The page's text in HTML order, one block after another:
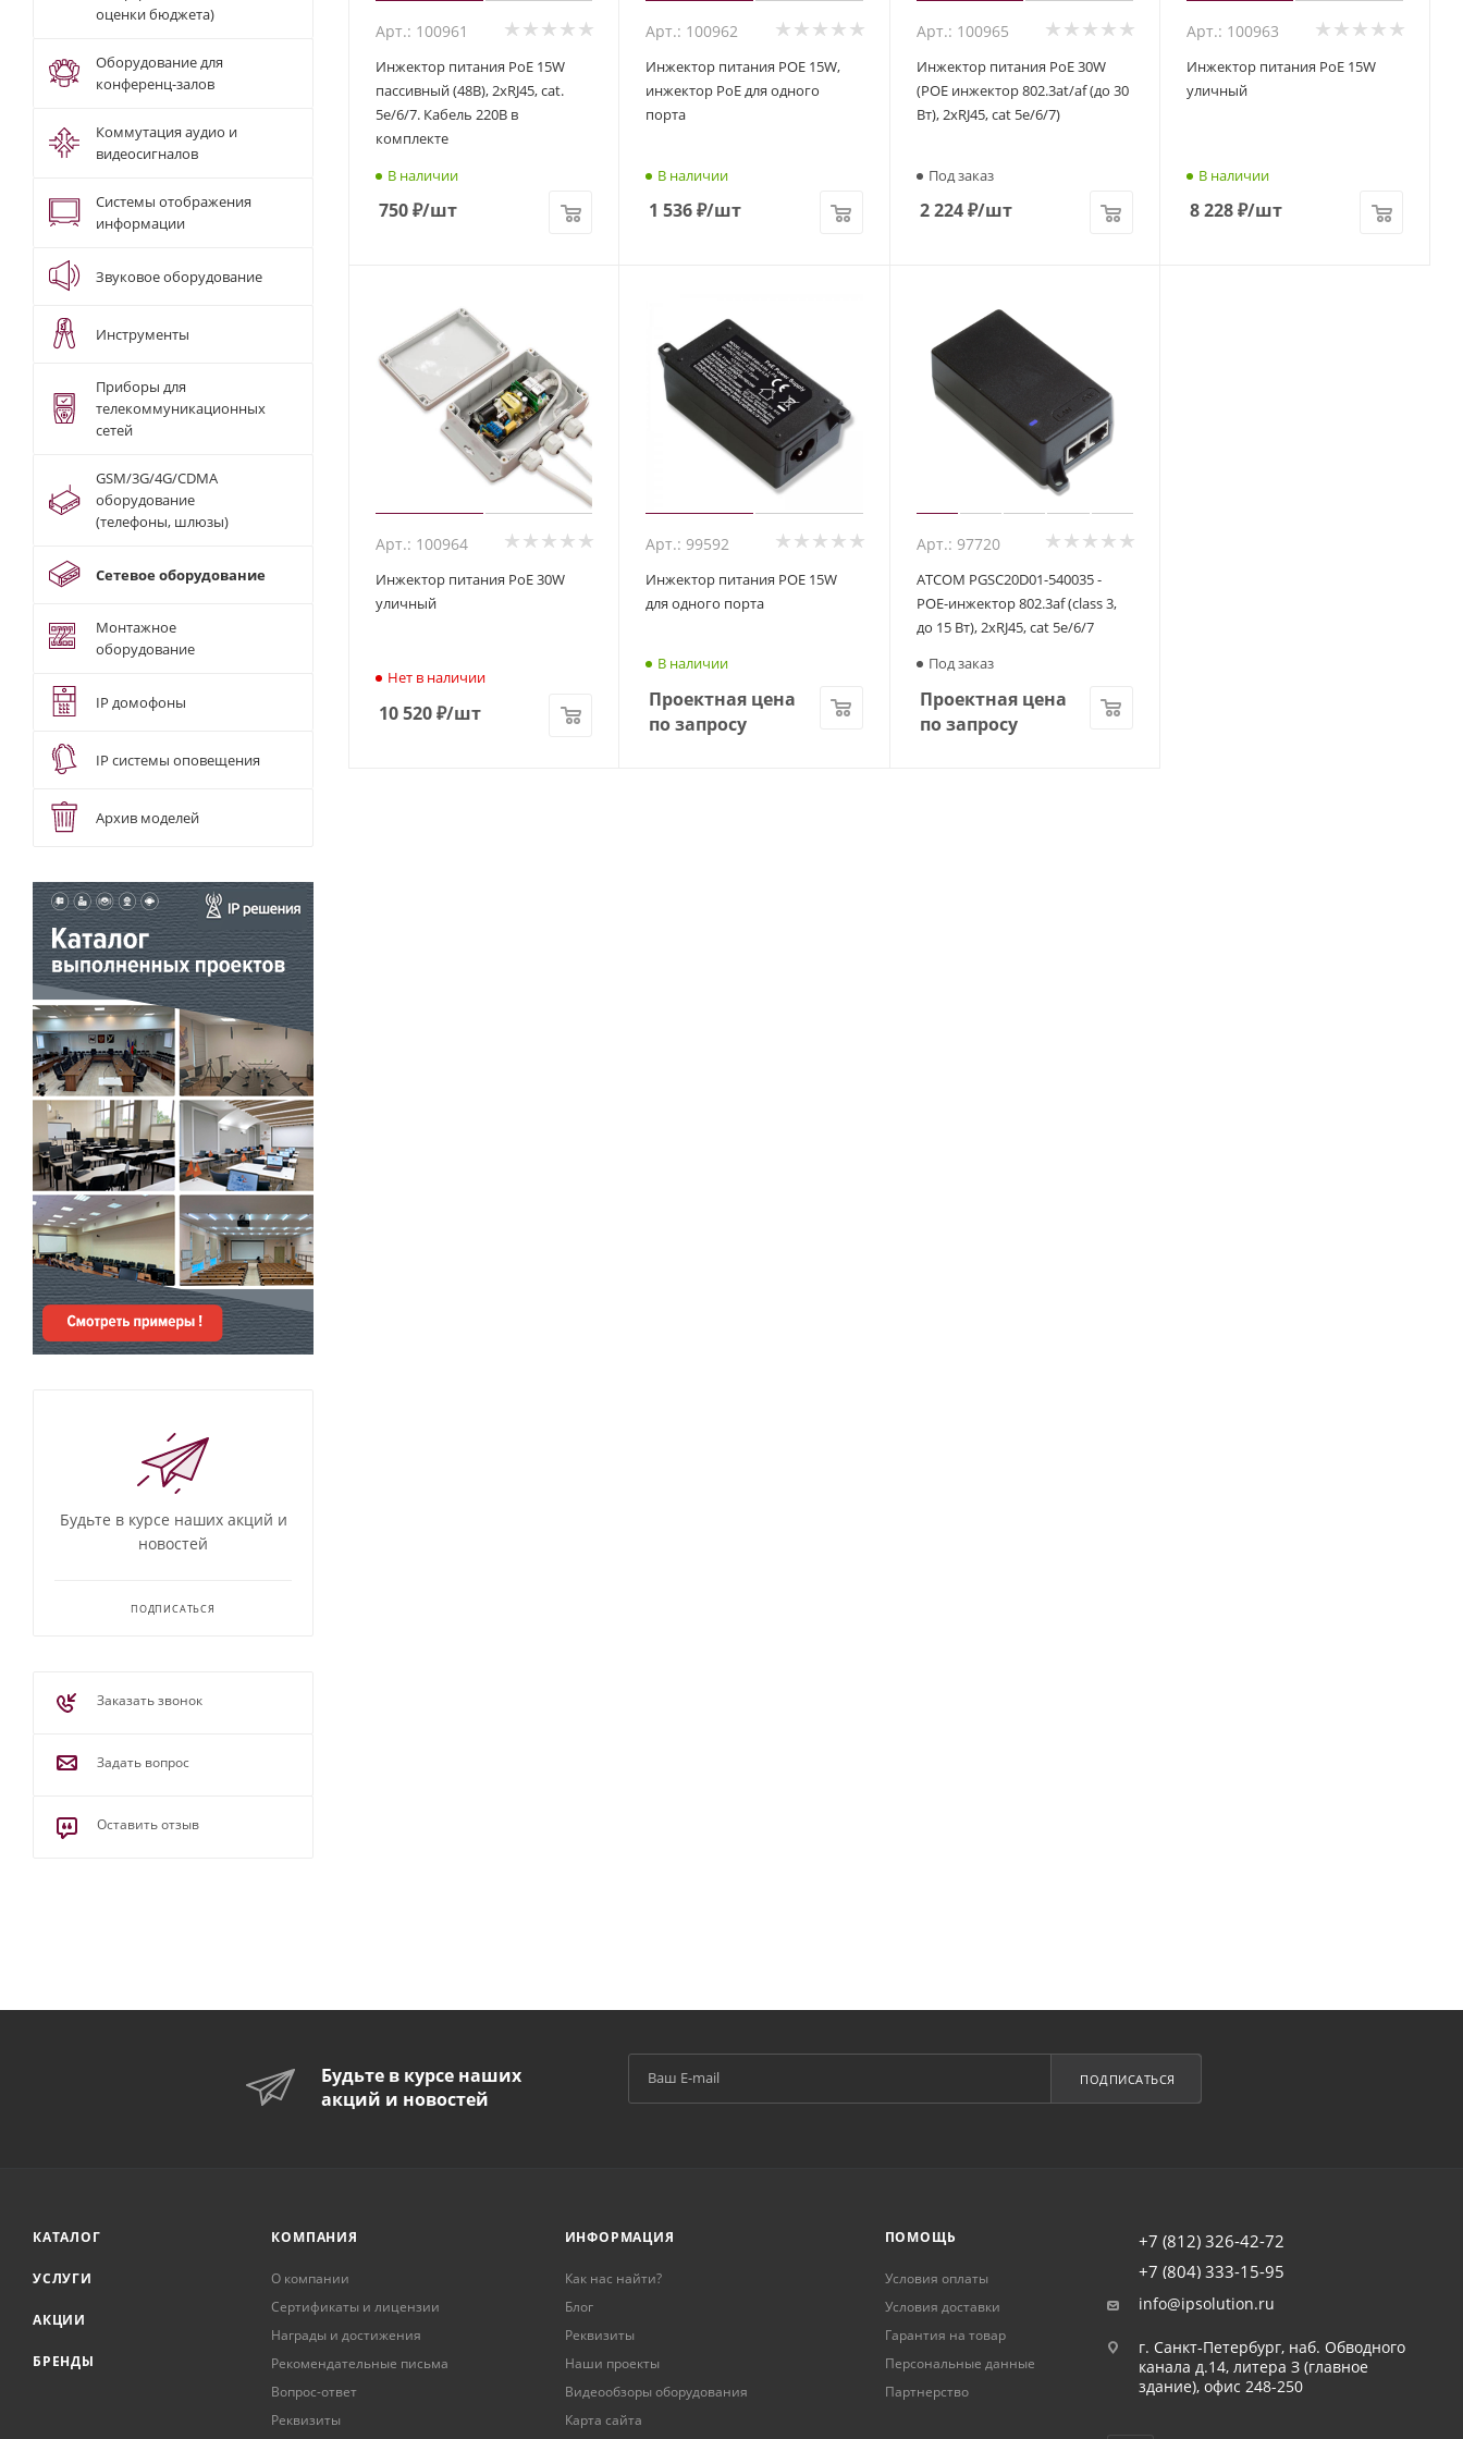
Арт.: 100961
Инжектор питания PoE 15W
пассивный (48В), 2xRJ45, cat.
5e/6/7. Кабель 220В в
комплекте
В наличии
750₽/шт
Арт.: 100962
Инжектор питания POE 15W,
инжектор PoE для одного
порта
В наличии
1 536₽/шт
Арт.: 100965
Инжектор питания PoE 30W
(POE инжектор 802.3at/af (до 30
Вт), 2xRJ45, cat 5e/6/7)
Под заказ
2 224₽/шт
Арт.: 100963
Инжектор питания PoE 15W
уличный
В наличии
8 228₽/шт
Арт.: 100964
Инжектор питания PoE 30W
уличный
Нет в наличии
10 520₽/шт
Арт.: 99592
Инжектор питания POE 15W
для одного порта
В наличии
Проектная цена
по запросу
Арт.: 97720
ATCOM PGSC20D01-540035 -
POE-инжектор 802.3af (class 3,
до 15 Вт), 2xRJ45, cat 5e/6/7
Под заказ
Проектная цена
по запросу
оценки бюджета)
Оборудование для
конференц-залов
Коммутация аудио и
видеосигналов
Системы отображения
информации
Звуковое оборудование
Инструменты
Приборы для
телекоммуникационных
сетей
GSM/3G/4G/CDMA
оборудование
(телефоны, шлюзы)
Сетевое оборудование
Монтажное
оборудование
IP домофоны
IP системы оповещения
Архив моделей
Будьте в курсе наших акций и
новостей
ПОДПИСАТЬСЯ
Заказать звонок
Задать вопрос
Оставить отзыв
Будьте в курсе наших
акций и новостей
ПОДПИСАТЬСЯ
КАТАЛОГ
УСЛУГИ
АКЦИИ
БРЕНДЫ
КОМПАНИЯ
О компании
Сертификаты и лицензии
Награды и достижения
Рекомендательные письма
Вопрос-ответ
Реквизиты
ИНФОРМАЦИЯ
Как нас найти?
Блог
Реквизиты
Наши проекты
Видеообзоры оборудования
Карта сайта
ПОМОЩЬ
Условия оплаты
Условия доставки
Гарантия на товар
Персональные данные
Партнерство
+7 (812) 326-42-72
+7 (804) 333-15-95
info@ipsolution.ru
г. Санкт-Петербург, наб. Обводного
канала д.14, литера З (главное
здание), офис 248-250